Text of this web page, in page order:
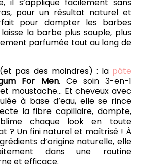
il s’applique facilement sans
pour un résultat naturel et
pour dompter les barbes
la barbe plus souple, plus
parfumée tout au long de
pas des moindres) : la pâte
For Men. Ce soin 3-en-1
moustache... Et cheveux avec
à base d’eau, elle se rince
la fibre capillaire, dompte,
chaque look en toute
? Un fini naturel et maîtrisé ! À
d’origine naturelle, elle
dans une routine
et efficace.